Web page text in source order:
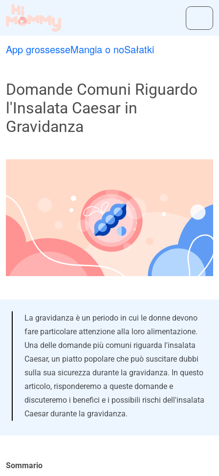
App grossesseMangia o noSałatki
Domande Comuni Riguardo
l'Insalata Caesar in
Gravidanza
La gravidanza è un periodo in cui le donne devono
fare particolare attenzione alla loro alimentazione.
Una delle domande più comuni riguarda l'insalata
Caesar, un piatto popolare che può suscitare dubbi
sulla sua sicurezza durante la gravidanza. In questo
articolo, risponderemo a queste domande e
discuteremo i benefici e i possibili rischi dell'insalata
Caesar durante la gravidanza.
Sommario